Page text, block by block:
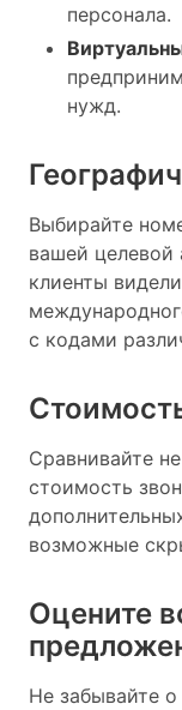
персонала.
нужд.
Выбирайте
вашей целевой
клиенты
с кодами
Сравнивайте
стоимость
возможные
Оцените
Не забывайте